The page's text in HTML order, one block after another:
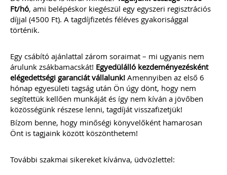
A vásárokon és a piacokon
folytatott kereskedelmi
tevékenységek egyik kiemelt
kerülhetnek a különféle – gyakran
tematikus – vásárok. Írásunk
fókuszába azt az esetkört helyezzük,
amikor egy külföldi termelő,
gazdálkodó szeretné áruját belföldön
értékesíteni. Megvizsgáljuk, hogy
ehhez az érintett személynek milyen
feltételeknek kell eleget tennie, illetve
[…]
Ft/hó, ami belépéskor kiegészül egy egyszeri regisztrációs
díjjal (4500 Ft). A tagdíjfizetés féléves gyakorisággal
történik.
Egy csábító ajánlattal zárom soraimat – mi ugyanis nem
árulunk zsákbamacskát! Egyedülálló kezdeményezésként
elégedettségi garanciát vállalunk! Amennyiben az első 6
hónap egyesületi tagság után Ön úgy dönt, hogy nem
segítettük kellően munkáját és így nem kíván a jövőben
közösségünk részese lenni, tagdíját visszafizetjük!
Bízom benne, hogy minőségi könyvelőként hamarosan
Önt is tagjaink között köszönthetem!
További szakmai sikereket kívánva, üdvözlettel: